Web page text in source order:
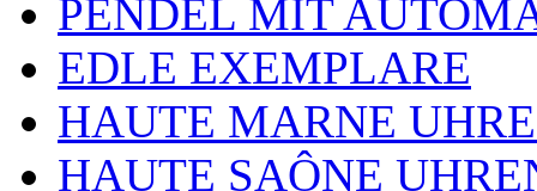
PENDEL MIT
EDLE EXEMPLARE
HAUTE MARNE
HAUTE SAÔNE